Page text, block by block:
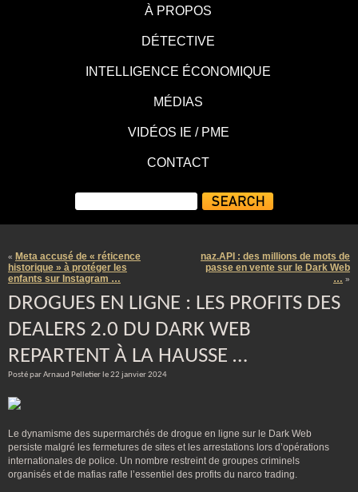
À PROPOS
DÉTECTIVE
INTELLIGENCE ÉCONOMIQUE
MÉDIAS
VIDÉOS IE / PME
CONTACT
« Meta accusé de « réticence
historique » à protéger les
enfants sur Instagram …
naz.API : des millions de mots de
passe en vente sur le Dark Web
… »
DROGUES EN LIGNE : LES PROFITS DES
DEALERS 2.0 DU DARK WEB
REPARTENT À LA HAUSSE …
Posté par Arnaud Pelletier le 22 janvier 2024
Le dynamisme des supermarchés de drogue en ligne sur le Dark Web
persiste malgré les fermetures de sites et les arrestations lors d’opérations
internationales de police. Un nombre restreint de groupes criminels
organisés et de mafias rafle l’essentiel des profits du narco trading.